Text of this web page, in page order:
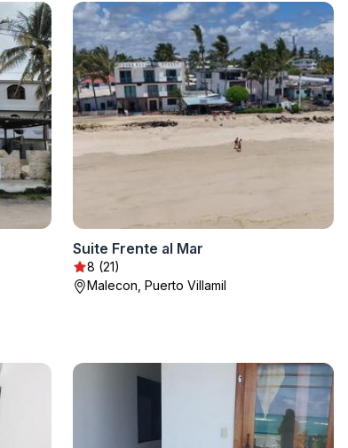
Suite Frente al Mar
8 (21)
Malecon, Puerto Villamil